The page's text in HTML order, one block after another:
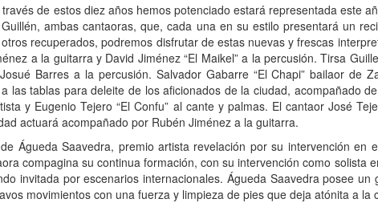
de estos diez años hemos potenciado estará representada este
ambas cantaoras, que, cada una en su estilo presentará un
recuperados, podremos disfrutar de estas nuevas y frescas
a la guitarra y David Jiménez “El Maikel” a la percusión. Tirsa
Barres a la percusión. Salvador Gabarre “El Chapi” bailaor de
las tablas para deleite de los aficionados de la ciudad, acompañado
y Eugenio Tejero “El Confu” al cante y palmas. El cantaor José
actuará acompañado por Rubén Jiménez a la guitarra.
Águeda Saavedra, premio artista revelación por su intervención en
compagina su continua formación, con su intervención como solista
invitada por escenarios internacionales. Águeda Saavedra posee un
movimientos con una fuerza y limpieza de pies que deja atónita a la